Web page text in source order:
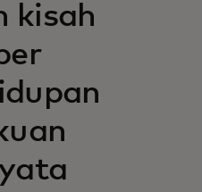
kisah